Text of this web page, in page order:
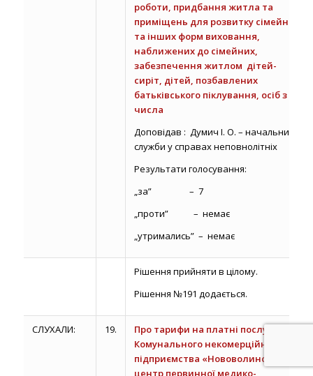
роботи, придбання житла та
приміщень для розвитку сімейних
та інших форм виховання,
наближених до сімейних,
забезпечення житлом дітей-
сиріт, дітей, позбавлених
батьківського піклування, осіб з їх
числа
Доповідав : Думич І. О. – начальник
служби у справах неповнолітніх
Результати голосування:
„за” – 7
„проти” – немає
„утримались” – немає
Рішення прийняти в цілому.
Рішення №191 додається.
СЛУХАЛИ: 19.
Про тарифи на платні послуги
Комунального некомерційного
підприємства «Нововолинський
центр первинної медико-